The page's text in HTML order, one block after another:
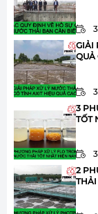
GIẢI
QUẢ
3
TỐT
2